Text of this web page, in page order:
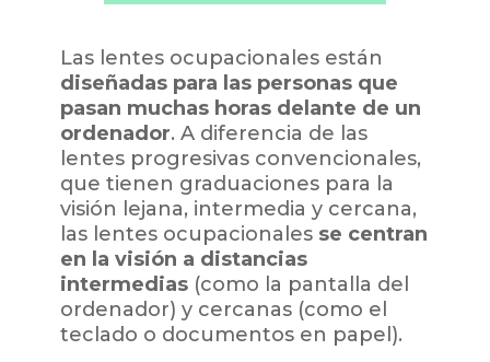
Las lentes ocupacionales están
diseñadas para las personas que
pasan muchas horas delante de un
ordenador. A diferencia de las
lentes progresivas convencionales,
que tienen graduaciones para la
visión lejana, intermedia y cercana,
las lentes ocupacionales se centran
en la visión a distancias
intermedias(como la pantalla del
ordenador) y cercanas (como el
teclado o documentos en papel).